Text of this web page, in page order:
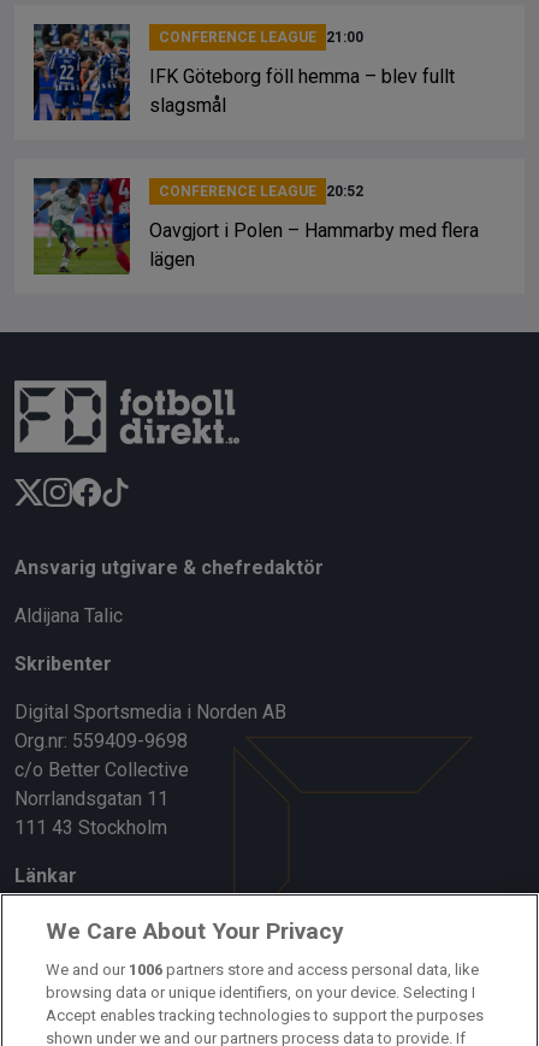
CONFERENCE LEAGUE 21:00
IFK Göteborg föll hemma – blev fullt
slagsmål
CONFERENCE LEAGUE 20:52
Oavgjort i Polen – Hammarby med flera
lägen
Ansvarig utgivare & chefredaktör
Aldijana Talic
Skribenter
Digital Sportsmedia i Norden AB
Org.nr: 559409-9698
c/o Better Collective
Norrlandsgatan 11
111 43 Stockholm
Länkar
Om oss
Kontakta oss
Kundtjänst
We Care About Your Privacy
We and our 1006 partners store and access personal data, like
browsing data or unique identifiers, on your device. Selecting I
Accept enables tracking technologies to support the purposes
shown under we and our partners process data to provide. If